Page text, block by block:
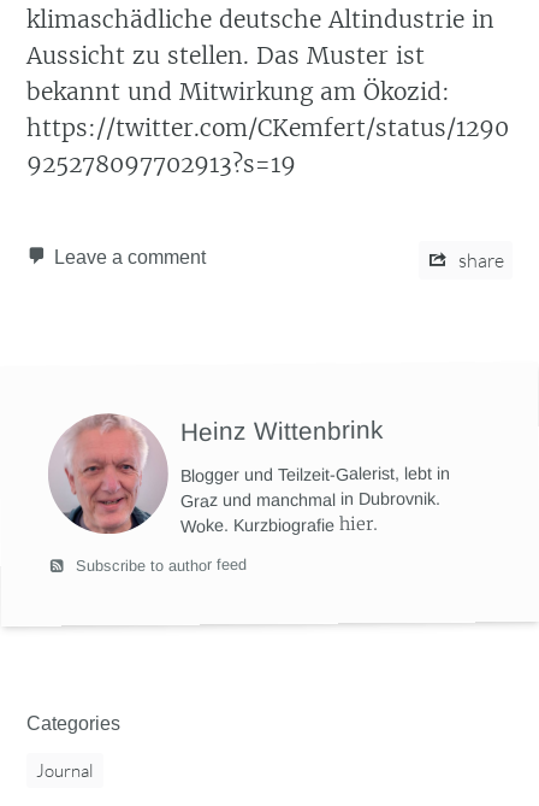
klimaschädliche deutsche Altindustrie in
Aussicht zu stellen. Das Muster ist
bekannt und Mitwirkung am Ökozid:
https://twitter.com/CKemfert/status/1290
925278097702913?s=19
Leave a comment share
Heinz Wittenbrink
Blogger und Teilzeit-Galerist, lebt in
Graz und manchmal in Dubrovnik.
Woke. Kurzbiografiehier.
Subscribe to author feed
Categories
Journal